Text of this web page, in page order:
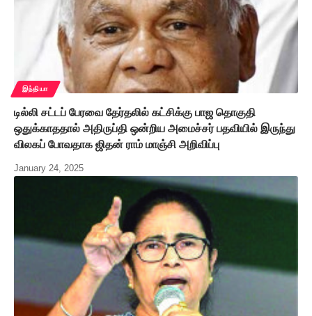
இந்தியா
டில்லி சட்டப் பேரவை தேர்தலில் கட்சிக்கு பாஜ தொகுதி
ஒதுக்காததால் அதிருப்தி ஒன்றிய அமைச்சர் பதவியில் இருந்து
விலகப் போவதாக ஜிதன் ராம் மாஞ்சி அறிவிப்பு
January 24, 2025